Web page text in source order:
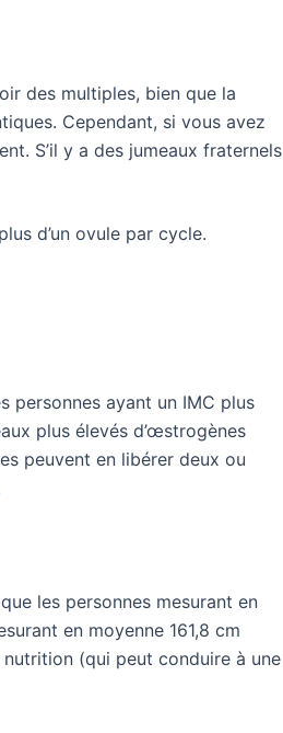
des multiples, bien que la
Cependant, si vous avez
S’il y a des jumeaux fraternels
d’un ovule par cycle.
personnes ayant un IMC plus
plus élevés d’œstrogènes
peuvent en libérer deux ou
les personnes mesurant en
en moyenne 161,8 cm
nutrition (qui peut conduire à une